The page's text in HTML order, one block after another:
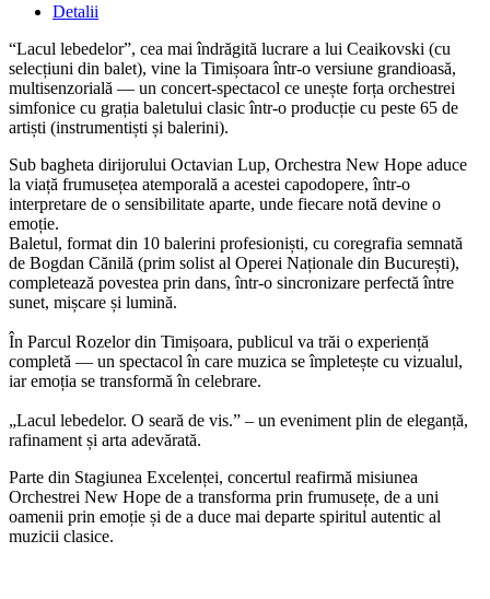
Detalii
“Lacul lebedelor”, cea mai îndrăgită lucrare a lui Ceaikovski (cu
selecțiuni din balet), vine la Timișoara într-o versiune grandioasă,
multisenzorială — un concert-spectacol ce unește forța orchestrei
simfonice cu grația baletului clasic într-o producție cu peste 65 de
artiști (instrumentiști și balerini).
Sub bagheta dirijorului Octavian Lup, Orchestra New Hope aduce
la viață frumusețea atemporală a acestei capodopere, într-o
interpretare de o sensibilitate aparte, unde fiecare notă devine o
emoție.
Baletul, format din 10 balerini profesioniști, cu coregrafia semnată
de Bogdan Cănilă (prim solist al Operei Naționale din București),
completează povestea prin dans, într-o sincronizare perfectă între
sunet, mișcare și lumină.
În Parcul Rozelor din Timișoara, publicul va trăi o experiență
completă — un spectacol în care muzica se împletește cu vizualul,
iar emoția se transformă în celebrare.
„Lacul lebedelor. O seară de vis.” – un eveniment plin de eleganță,
rafinament și arta adevărată.
Parte din Stagiunea Excelenței, concertul reafirmă misiunea
Orchestrei New Hope de a transforma prin frumusețe, de a uni
oamenii prin emoție și de a duce mai departe spiritul autentic al
muzicii clasice.